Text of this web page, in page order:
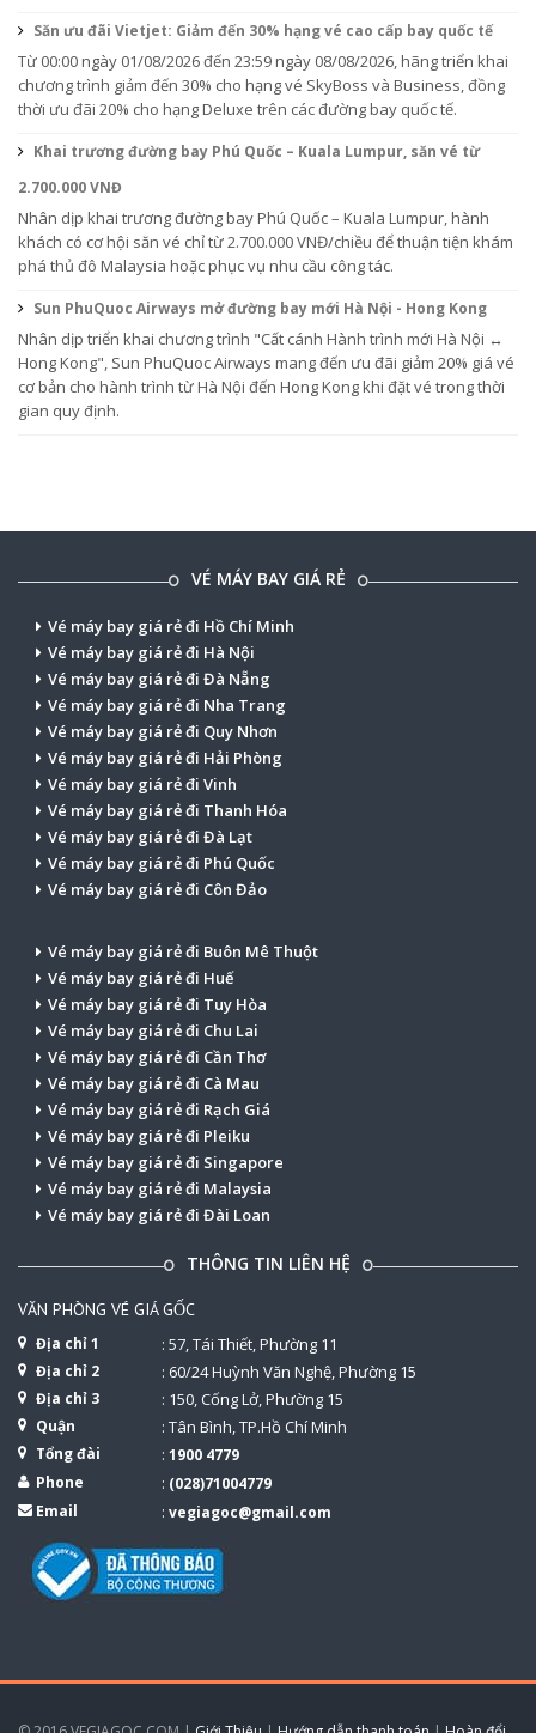
Săn ưu đãi Vietjet: Giảm đến 30% hạng vé cao cấp bay quốc tế
Từ 00:00 ngày 01/08/2026 đến 23:59 ngày 08/08/2026, hãng triển khai
chương trình giảm đến 30% cho hạng vé SkyBoss và Business, đồng
thời ưu đãi 20% cho hạng Deluxe trên các đường bay quốc tế.
Khai trương đường bay Phú Quốc – Kuala Lumpur, săn vé từ
2.700.000 VNĐ
Nhân dịp khai trương đường bay Phú Quốc – Kuala Lumpur, hành
khách có cơ hội săn vé chỉ từ 2.700.000 VNĐ/chiều để thuận tiện khám
phá thủ đô Malaysia hoặc phục vụ nhu cầu công tác.
Sun PhuQuoc Airways mở đường bay mới Hà Nội - Hong Kong
Nhân dịp triển khai chương trình "Cất cánh Hành trình mới Hà Nội ↔
Hong Kong", Sun PhuQuoc Airways mang đến ưu đãi giảm 20% giá vé
cơ bản cho hành trình từ Hà Nội đến Hong Kong khi đặt vé trong thời
gian quy định.
VÉ MÁY BAY GIÁ RẺ
Vé máy bay giá rẻ đi Hồ Chí Minh
Vé máy bay giá rẻ đi Hà Nội
Vé máy bay giá rẻ đi Đà Nẵng
Vé máy bay giá rẻ đi Nha Trang
Vé máy bay giá rẻ đi Quy Nhơn
Vé máy bay giá rẻ đi Hải Phòng
Vé máy bay giá rẻ đi Vinh
Vé máy bay giá rẻ đi Thanh Hóa
Vé máy bay giá rẻ đi Đà Lạt
Vé máy bay giá rẻ đi Phú Quốc
Vé máy bay giá rẻ đi Côn Đảo
Vé máy bay giá rẻ đi Buôn Mê Thuột
Vé máy bay giá rẻ đi Huế
Vé máy bay giá rẻ đi Tuy Hòa
Vé máy bay giá rẻ đi Chu Lai
Vé máy bay giá rẻ đi Cần Thơ
Vé máy bay giá rẻ đi Cà Mau
Vé máy bay giá rẻ đi Rạch Giá
Vé máy bay giá rẻ đi Pleiku
Vé máy bay giá rẻ đi Singapore
Vé máy bay giá rẻ đi Malaysia
Vé máy bay giá rẻ đi Đài Loan
THÔNG TIN LIÊN HỆ
VĂN PHÒNG VÉ GIÁ GỐC
Địa chỉ 1 : 57, Tái Thiết, Phường 11
Địa chỉ 2 : 60/24 Huỳnh Văn Nghệ, Phường 15
Địa chỉ 3 : 150, Cống Lở, Phường 15
Quận : Tân Bình, TP.Hồ Chí Minh
Tổng đài : 1900 4779
Phone
: (028)71004779
Email
: vegiagoc@gmail.com